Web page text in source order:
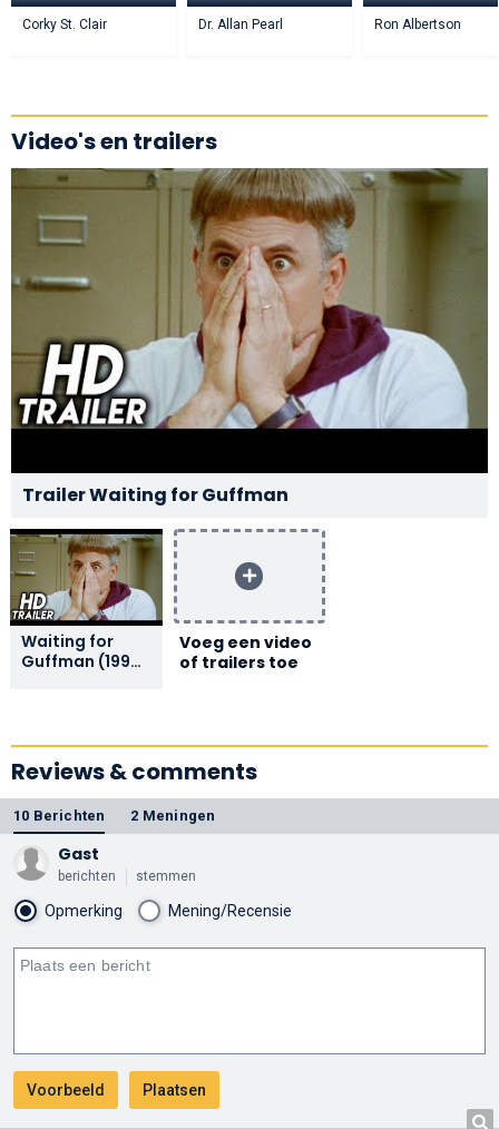
Corky St. Clair Dr. Allan Pearl Ron Albertson
Video's en trailers
Trailer Waiting for Guffman
Waiting for
Guffman (1996)
Voeg een video
of trailers toe
Reviews & comments
10 Berichten 2 Meningen
Gast
berichten stemmen
Opmerking Mening/Recensie